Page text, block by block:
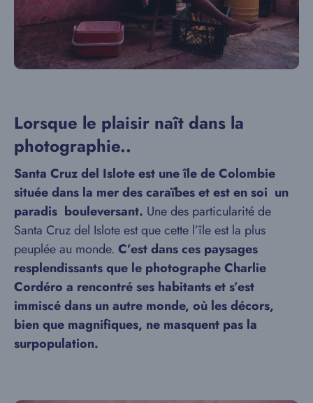
Lorsque le plaisir naît dans la
photographie..
Santa Cruz del Islote est une île de Colombie
située dans la mer des caraïbes et est en soi un
paradis bouleversant. Une des particularité de
Santa Cruz del Islote est que cette l’île est la plus
peuplée au monde. C’est dans ces paysages
resplendissants que le photographe Charlie
Cordéro a rencontré ses habitants et s’est
immiscé dans un autre monde, où les décors,
bien que magnifiques, ne masquent pas la
surpopulation.